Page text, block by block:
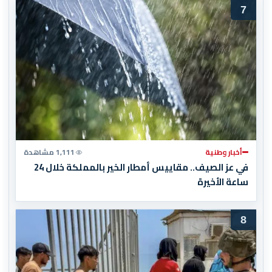
7
أخبار وطنية 1,111 مشاهدة
في عز الصيف.. مقاييس أمطار الخير بالمملكة خلال 24
ساعة الأخيرة
8